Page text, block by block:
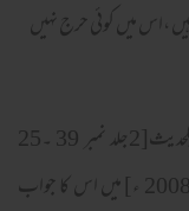
،اس میں کوئی حرج نہیں
معروف عالم دین مولانا عبد الستار حماد ہفت روزہ اہلحدیث[2جلد نمبر 39 ۔25
ذوالحجہ تا یکم محرم الحرام 1428 ھ 5 تا 11 جنوری 2008 ء] میں اس کا جواب